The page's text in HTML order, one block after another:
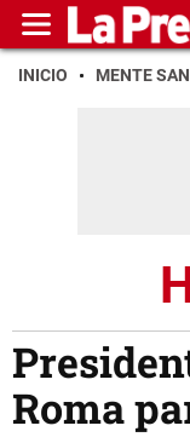
INICIO MENTE
Roma